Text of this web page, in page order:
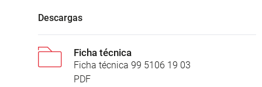
Descargas
Ficha técnica
Ficha técnica 99 5106 19 03
PDF